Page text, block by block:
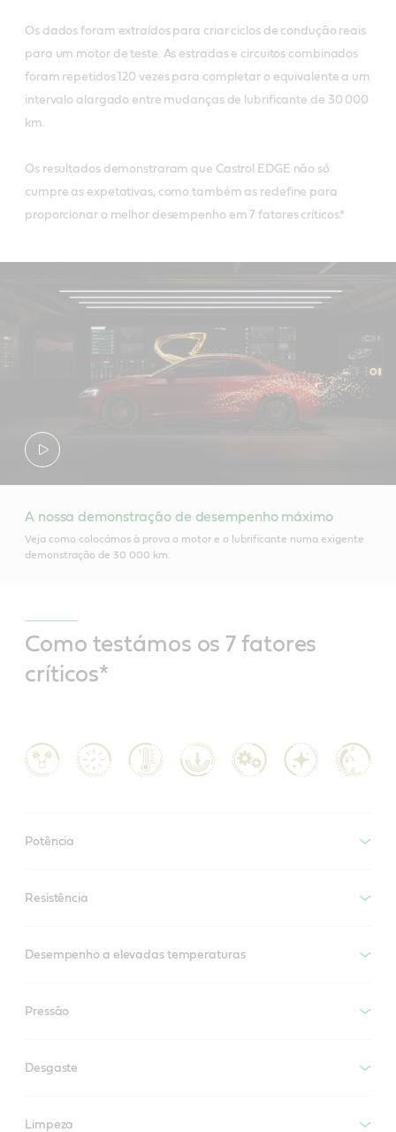
Os dados foram extraídos para criar ciclos de condução reais
para um motor de teste. As estradas e circuitos combinados
foram repetidos 120 vezes para completar o equivalente a um
intervalo alargado entre mudanças de lubrificante de 30 000
km.
Os resultados demonstraram que Castrol EDGE não só
cumpre as expetativas, como também as redefine para
proporcionar o melhor desempenho em 7 fatores críticos.*
A nossa demonstração de desempenho máximo
Veja como colocámos à prova o motor e o lubrificante numa exigente
demonstração de 30 000 km.
Como testámos os 7 fatores
críticos*
Potência
Resistência
Desempenho a elevadas temperaturas
Pressão
Desgaste
Limpeza